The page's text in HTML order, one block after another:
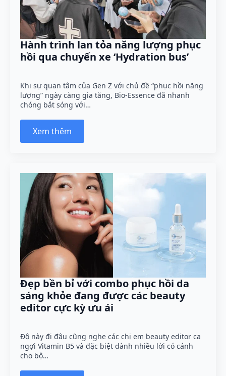
Hành trình lan tỏa năng lượng phục
hồi qua chuyến xe ‘Hydration bus’
Khi sự quan tâm của Gen Z với chủ đề “phục hồi năng
lượng” ngày càng gia tăng, Bio-Essence đã nhanh
chóng bắt sóng với…
Xem thêm
Đẹp bền bỉ với combo phục hồi da
sáng khỏe đang được các beauty
editor cực kỳ ưu ái
Độ này đi đâu cũng nghe các chị em beauty editor ca
ngợi Vitamin B5 và đặc biệt dành nhiều lời có cánh
cho bộ…